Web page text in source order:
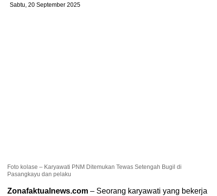
Sabtu, 20 September 2025
Foto kolase – Karyawati PNM Ditemukan Tewas Setengah Bugil di
Pasangkayu dan pelaku
Zonafaktualnews.com – Seorang karyawati yang bekerja